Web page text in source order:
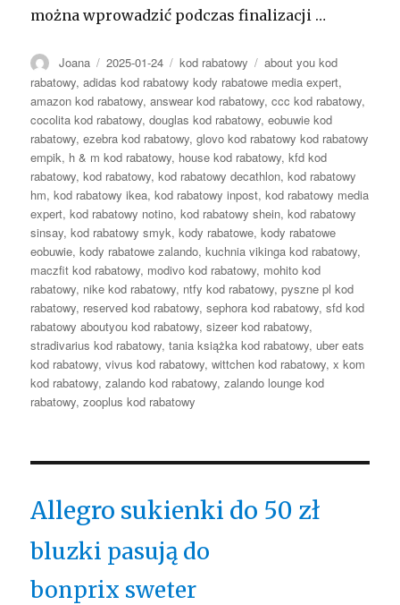
można wprowadzić podczas finalizacji …
Autor
Joana Opublikowano
2025-01-24 Kategorie
kod rabatowy Tagi
about you kod
rabatowy,adidas kod rabatowy kody rabatowe media expert,
amazon kod rabatowy,answear kod rabatowy,ccc kod rabatowy,
cocolita kod rabatowy,douglas kod rabatowy,eobuwie kod
rabatowy,ezebra kod rabatowy,glovo kod rabatowy kod rabatowy
empik, h & m kod rabatowy, house kod rabatowy,kfd kod
rabatowy,kod rabatowy,kod rabatowy decathlon,kod rabatowy
hm,kod rabatowy ikea,kod rabatowy inpost,kod rabatowy media
expert,kod rabatowy notino,kod rabatowy shein,kod rabatowy
sinsay,kod rabatowy smyk,kody rabatowe,kody rabatowe
eobuwie,kody rabatowe zalando,kuchnia vikinga kod rabatowy,
maczfit kod rabatowy, modivo kod rabatowy, mohito kod
rabatowy, nike kod rabatowy, ntfy kod rabatowy,pyszne pl kod
rabatowy, reserved kod rabatowy,sephora kod rabatowy,sfd kod
rabatowy aboutyou kod rabatowy,sizeer kod rabatowy,
stradivarius kod rabatowy,tania książka kod rabatowy, uber eats
kod rabatowy,vivus kod rabatowy,wittchen kod rabatowy,x kom
kod rabatowy,zalando kod rabatowy,zalando lounge kod
rabatowy,zooplus kod rabatowy
Allegro sukienki do 50 zł
bluzki pasują do
bonprix sweter